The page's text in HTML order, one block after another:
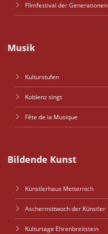
FIlmfestival der Generationen
Musik
Kulturstufen
Koblenz singt
Fête de la Musique
Bildende Kunst
Künstlerhaus Metternich
Aschermittwoch der Künstler
Kulturtage Ehrenbreitstein